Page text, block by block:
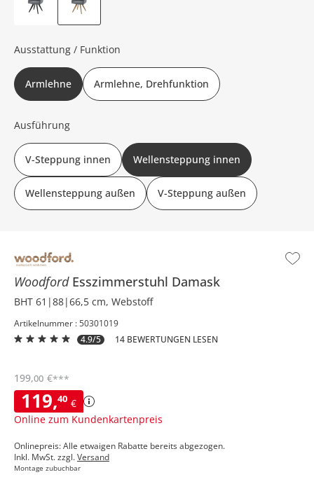
Woodford Esszimmerstuhl Damask
BHT 61|88|66,5 cm, Webstoff
Artikelnummer : 50301019
4.9/5
14 BEWERTUNGEN LESEN
119,40 €
Online zum Kundenkartenpreis
199,00 €***
Onlinepreis: Alle etwaigen Rabatte bereits abgezogen.
Inkl. MwSt. zzgl.Versand
Montage zubuchbar
Ausstattung / Funktion
Armlehne Armlehne, Drehfunktion
Ausführung
V-Steppung innen Wellensteppung innen
Wellensteppung außen V-Steppung außen